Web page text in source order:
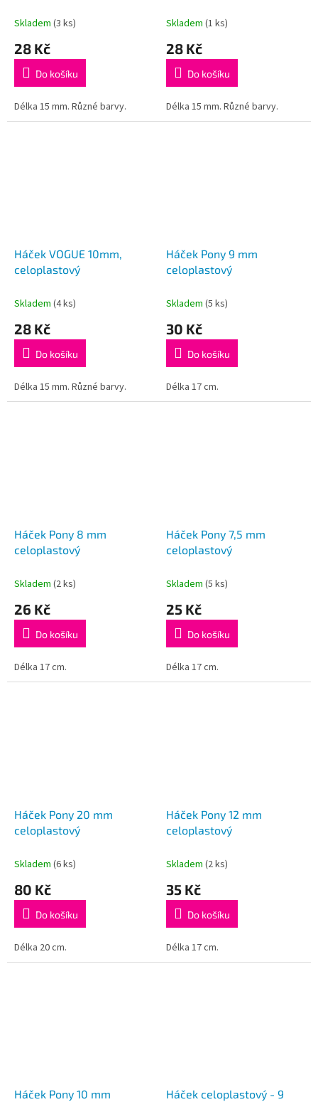
Skladem (3 ks)
28 Kč
Do košíku
Délka 15 mm. Různé barvy.
Skladem (1 ks)
28 Kč
Do košíku
Délka 15 mm. Různé barvy.
Háček VOGUE 10mm,
celoplastový
Skladem (4 ks)
28 Kč
Do košíku
Délka 15 mm. Různé barvy.
Háček Pony 9 mm
celoplastový
Skladem (5 ks)
30 Kč
Do košíku
Délka 17 cm.
Háček Pony 8 mm
celoplastový
Skladem (2 ks)
26 Kč
Do košíku
Délka 17 cm.
Háček Pony 7,5 mm
celoplastový
Skladem (5 ks)
25 Kč
Do košíku
Délka 17 cm.
Háček Pony 20 mm
celoplastový
Skladem (6 ks)
80 Kč
Do košíku
Délka 20 cm.
Háček Pony 12 mm
celoplastový
Skladem (2 ks)
35 Kč
Do košíku
Délka 17 cm.
Háček Pony 10 mm
Háček celoplastový - 9